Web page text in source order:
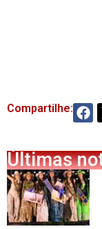
Compartilhe:
Últimas